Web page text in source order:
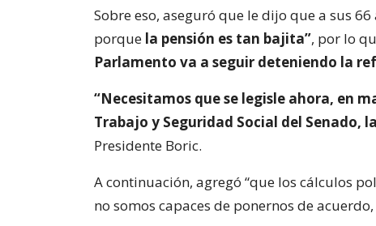
Sobre eso, aseguró que le dijo que a sus
porque la pensión es tan bajita”, por lo
Parlamento va a seguir deteniendo la
“Necesitamos que se legisle ahora, en
Trabajo y Seguridad Social del Senado,
Presidente Boric.
A continuación, agregó “que los cálculos
no somos capaces de ponernos de acuerdo,